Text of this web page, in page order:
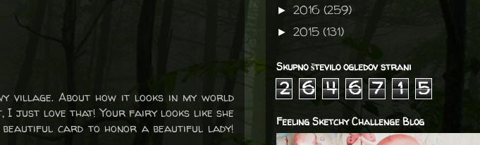
village. About how it looks in my world
just love that! Your fairy looks like she
card to honor a beautiful lady!
► 2016 (259)
► 2015 (131)
Skupno število ogledov strani
2 6 4 6 7 1 5
Feeling Sketchy Challenge Blog